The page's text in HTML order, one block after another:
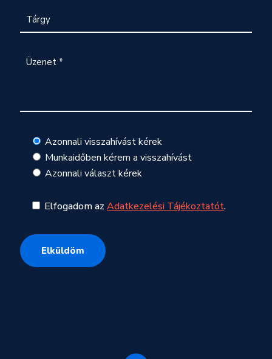
Azonnali visszahívást kérek
Munkaidőben kérem a visszahívást
Azonnali választ kérek
Elfogadom az Adatkezelési Tájékoztatót.